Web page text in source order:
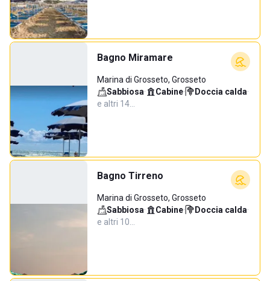
Bagno Miramare
Marina di Grosseto, Grosseto
Sabbiosa· Cabine· Doccia calda·
e altri 14…
Bagno Tirreno
Marina di Grosseto, Grosseto
Sabbiosa· Cabine· Doccia calda·
e altri 10…